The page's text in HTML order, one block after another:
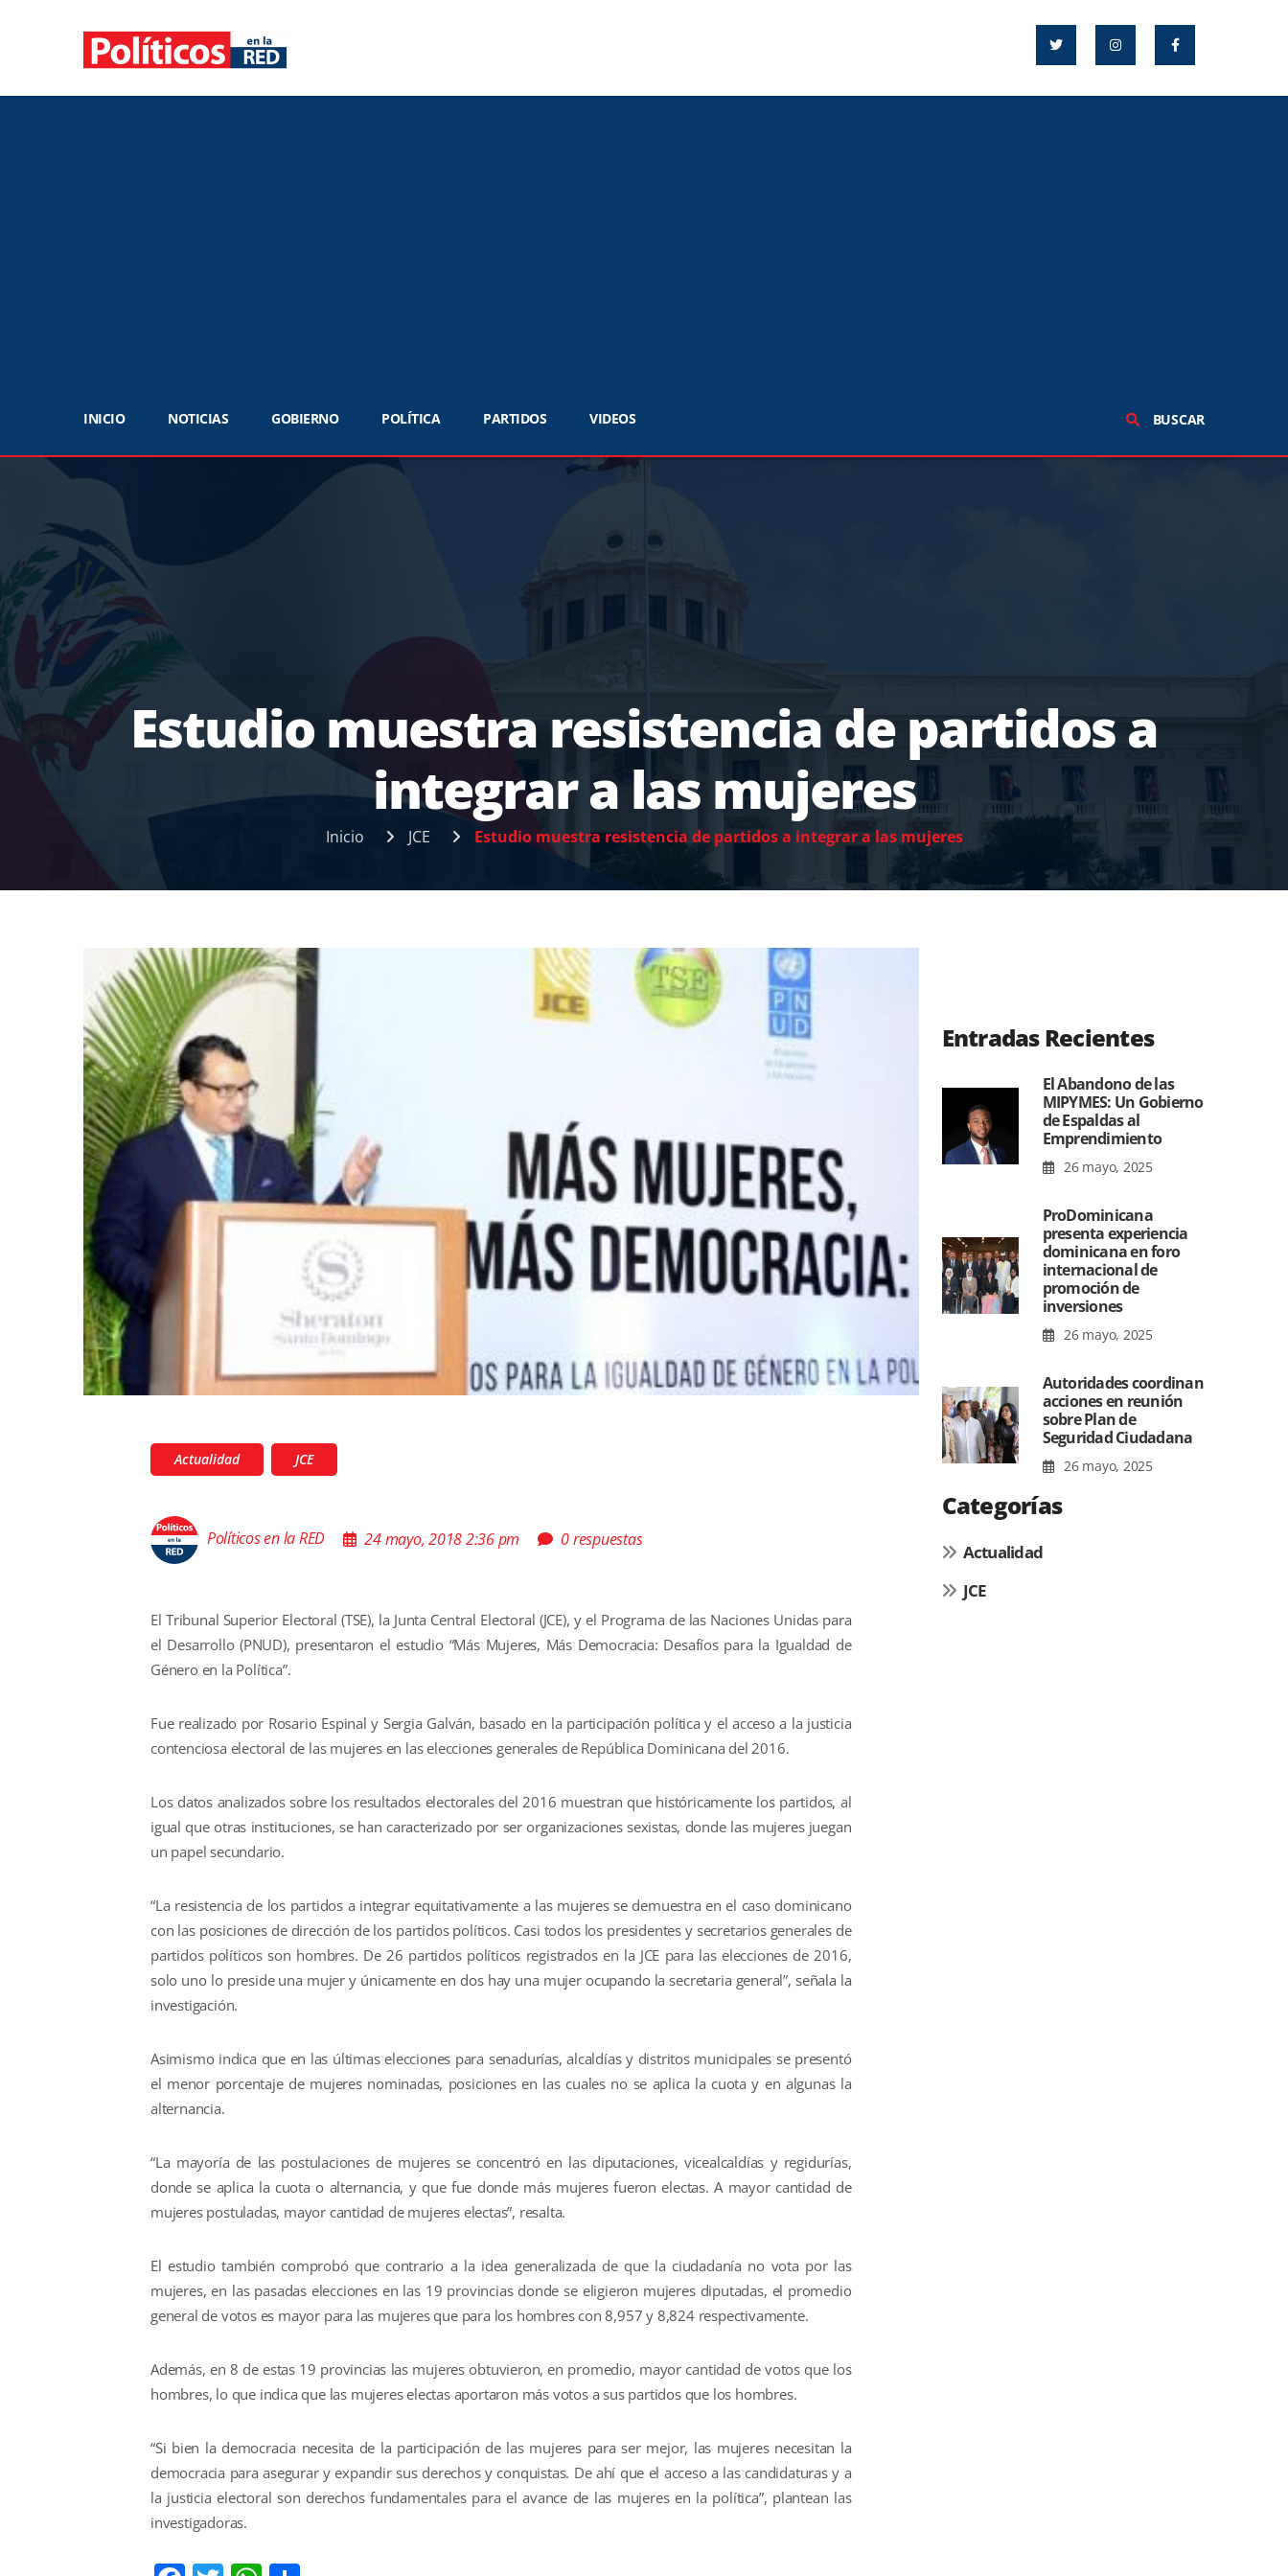
INICIO NOTICIAS GOBIERNO POLÍTICA PARTIDOS VIDEOS BUSCAR
Estudio muestra resistencia de partidos a
integrar a las mujeres
Inicio JCE Estudio muestra resistencia de partidos a integrar a las mujeres
Actualidad JCE
Políticos en la RED 24 mayo, 2018 2:36 pm 0 respuestas
El Tribunal Superior Electoral (TSE), la Junta Central Electoral (JCE), y el Programa de las Naciones Unidas para
el Desarrollo (PNUD), presentaron el estudio “Más Mujeres, Más Democracia: Desafíos para la Igualdad de
Género en la Política”.
Fue realizado por Rosario Espinal y Sergia Galván, basado en la participación política y el acceso a la justicia
contenciosa electoral de las mujeres en las elecciones generales de República Dominicana del 2016.
Los datos analizados sobre los resultados electorales del 2016 muestran que históricamente los partidos, al
igual que otras instituciones, se han caracterizado por ser organizaciones sexistas, donde las mujeres juegan
un papel secundario.
“La resistencia de los partidos a integrar equitativamente a las mujeres se demuestra en el caso dominicano
con las posiciones de dirección de los partidos políticos. Casi todos los presidentes y secretarios generales de
partidos políticos son hombres. De 26 partidos políticos registrados en la JCE para las elecciones de 2016,
solo uno lo preside una mujer y únicamente en dos hay una mujer ocupando la secretaria general”, señala la
investigación.
Asimismo indica que en las últimas elecciones para senadurías, alcaldías y distritos municipales se presentó
el menor porcentaje de mujeres nominadas, posiciones en las cuales no se aplica la cuota y en algunas la
alternancia.
“La mayoría de las postulaciones de mujeres se concentró en las diputaciones, vicealcaldías y regidurías,
donde se aplica la cuota o alternancia, y que fue donde más mujeres fueron electas. A mayor cantidad de
mujeres postuladas, mayor cantidad de mujeres electas”, resalta.
El estudio también comprobó que contrario a la idea generalizada de que la ciudadanía no vota por las
mujeres, en las pasadas elecciones en las 19 provincias donde se eligieron mujeres diputadas, el promedio
general de votos es mayor para las mujeres que para los hombres con 8,957 y 8,824 respectivamente.
Además, en 8 de estas 19 provincias las mujeres obtuvieron, en promedio, mayor cantidad de votos que los
hombres, lo que indica que las mujeres electas aportaron más votos a sus partidos que los hombres.
“Si bien la democracia necesita de la participación de las mujeres para ser mejor, las mujeres necesitan la
democracia para asegurar y expandir sus derechos y conquistas. De ahí que el acceso a las candidaturas y a
la justicia electoral son derechos fundamentales para el avance de las mujeres en la política”, plantean las
investigadoras.
Entradas Recientes
El Abandono de las
MIPYMES: Un Gobierno
de Espaldas al
Emprendimiento
26 mayo, 2025
ProDominicana
presenta experiencia
dominicana en foro
internacional de
promoción de
inversiones
26 mayo, 2025
Autoridades coordinan
acciones en reunión
sobre Plan de
Seguridad Ciudadana
26 mayo, 2025
Categorías
Actualidad
JCE